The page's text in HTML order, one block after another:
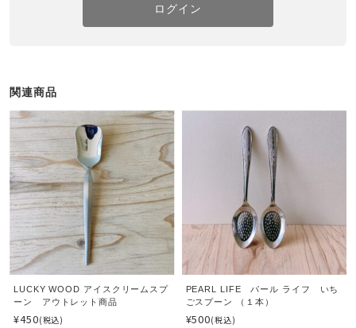
ログイン
関連商品
LUCKY WOOD アイスクリームスプ
ーン アウトレット商品
¥450(税込)
PEARL LIFE パール ライフ いち
ごスプーン （１本）
¥500(税込)